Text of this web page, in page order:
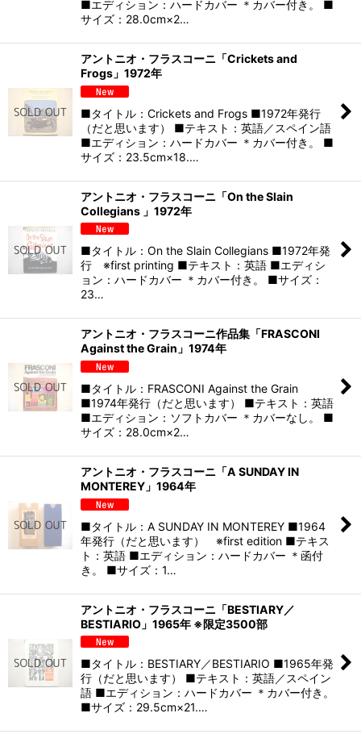
■エディション：ハードカバー ＊カバー付き。 ■
サイズ：28.0cm×2…
アントニオ・フラスコーニ「Crickets and
Frogs」1972年
■タイトル：Crickets and Frogs ■1972年発行
（だと思います） ■テキスト：英語／スペイン語
■エディション：ハードカバー ＊カバー付き。 ■
サイズ：23.5cm×18.…
アントニオ・フラスコーニ「On the Slain
Collegians 」1972年
■タイトル：On the Slain Collegians ■1972年発
行 ※first printing ■テキスト：英語 ■エディシ
ョン：ハードカバー ＊カバー付き。 ■サイズ：
23…
アントニオ・フラスコーニ作品集「FRASCONI
Against the Grain」1974年
■タイトル：FRASCONI Against the Grain
■1974年発行（だと思います） ■テキスト：英語
■エディション：ソフトカバー ＊カバーなし。 ■
サイズ：28.0cm×2…
アントニオ・フラスコーニ「A SUNDAY IN
MONTEREY」1964年
■タイトル：A SUNDAY IN MONTEREY ■1964
年発行（だと思います） ※first edition ■テキス
ト：英語 ■エディション：ハードカバー ＊函付
き。 ■サイズ：1…
アントニオ・フラスコーニ「BESTIARY／
BESTIARIO」1965年 ※限定3500部
■タイトル：BESTIARY／BESTIARIO ■1965年発
行（だと思います） ■テキスト：英語／スペイン
語 ■エディション：ハードカバー ＊カバー付き。
■サイズ：29.5cm×21.…